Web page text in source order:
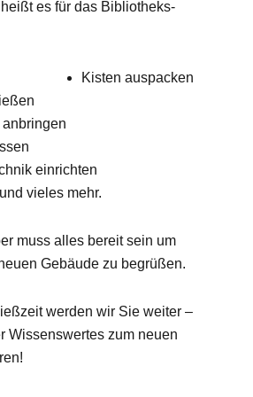
es für das Bibliotheks-
Kisten auspacken
einrichten
vieles mehr.
muss alles bereit sein um
Gebäude zu begrüßen.
werden wir Sie weiter –
Wissenswertes zum neuen